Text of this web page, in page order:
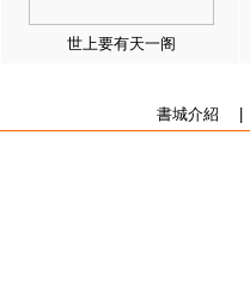
世上要有天一阁
書城介紹